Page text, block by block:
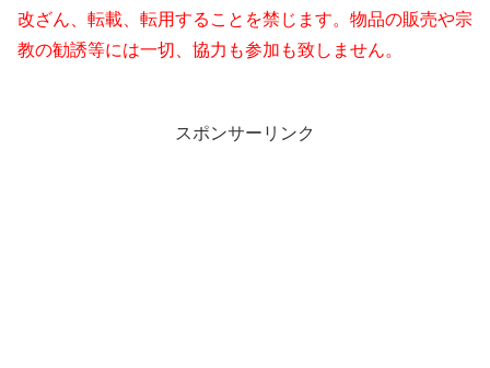
改ざん、転載、転用することを禁じます。物品の販売や宗
教の勧誘等には一切、協力も参加も致しません。
スポンサーリンク